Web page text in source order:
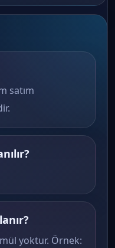
satım
yoktur. Örnek: